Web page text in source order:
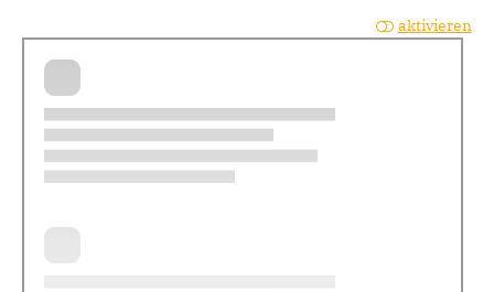
aktivieren